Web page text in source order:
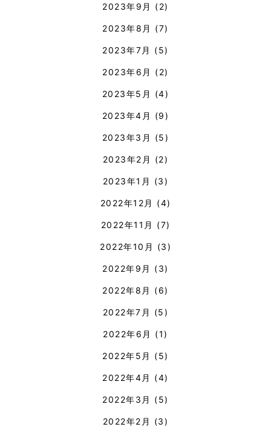
2023年9月 (2)
2023年8月 (7)
2023年7月 (5)
2023年6月 (2)
2023年5月 (4)
2023年4月 (9)
2023年3月 (5)
2023年2月 (2)
2023年1月 (3)
2022年12月 (4)
2022年11月 (7)
2022年10月 (3)
2022年9月 (3)
2022年8月 (6)
2022年7月 (5)
2022年6月 (1)
2022年5月 (5)
2022年4月 (4)
2022年3月 (5)
2022年2月 (3)